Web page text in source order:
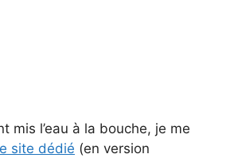
mis l’eau à la bouche, je me
site dédié (en version